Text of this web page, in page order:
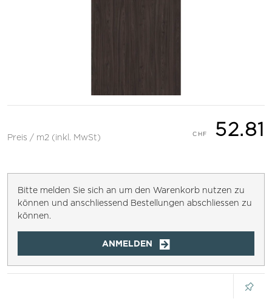
Preis / m2 (inkl. MwSt) 52.81
Bitte melden Sie sich an um den Warenkorb nutzen zu
können und anschliessend Bestellungen abschliessen zu
können.
ANMELDEN